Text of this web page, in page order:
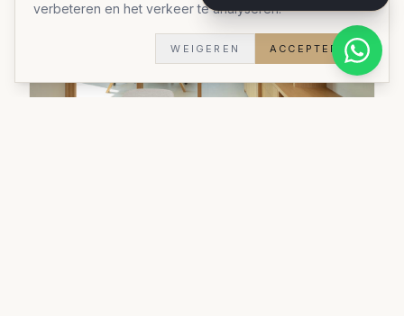
verbeteren en het verkeer te analyseren.
WEIGEREN ACCEPTEREN